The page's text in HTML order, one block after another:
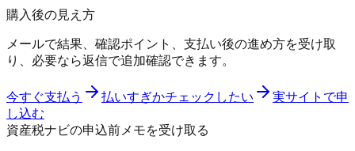
購入後の見え方
メールで結果、確認ポイント、支払い後の進め方を受け取
り、必要なら返信で追加確認できます。
今すぐ支払う 払いすぎかチェックしたい
実サイトで申
し込む
資産税ナビの申込前メモを受け取る